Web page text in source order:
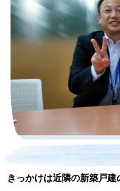
きっかけは近隣の新築戸建